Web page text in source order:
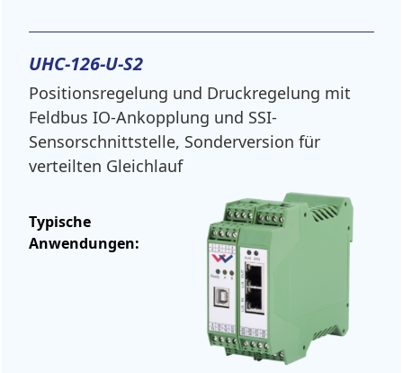
UHC-126-U-S2
Positionsregelung und Druckregelung mit
Feldbus IO-Ankopplung und SSI-
Sensorschnittstelle, Sonderversion für
verteilten Gleichlauf
Typische
Anwendungen: